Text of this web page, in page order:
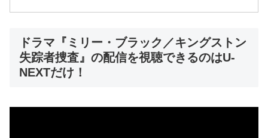
ドラマ『ミリー・ブラック／キングストン
失踪者捜査』の配信を視聴できるのはU-
NEXTだけ！